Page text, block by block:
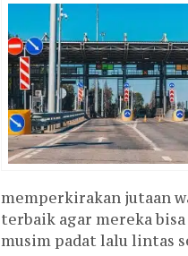
memperkirakan jutaan
terbaik agar mereka
musim padat lalu lintas